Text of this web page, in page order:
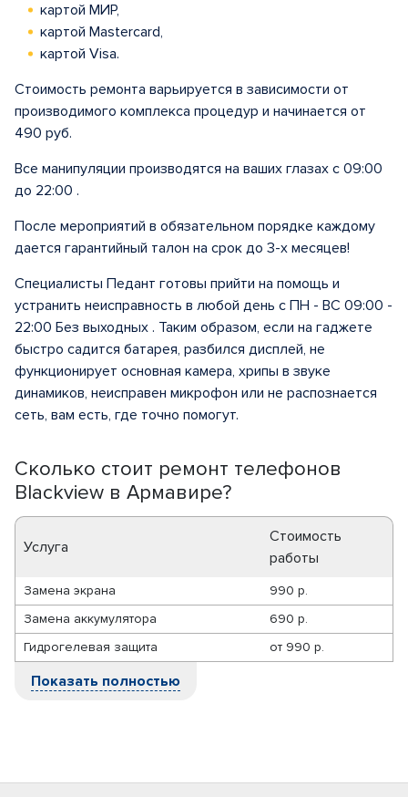
Сколько стоит ремонт телефонов
Blackview в Армавире?
Услуга
Стоимость
работы
Замена экрана
990 р.
Замена аккумулятора
690 р.
Гидрогелевая защита
от 990 р.
Показать полностью
картой МИР,
картой Mastercard,
картой Visa.
Стоимость ремонта варьируется в зависимости от
производимого комплекса процедур и начинается от
490 руб.
Все манипуляции производятся на ваших глазах с 09:00
до 22:00 .
После мероприятий в обязательном порядке каждому
дается гарантийный талон на срок до 3-х месяцев!
Специалисты Педант готовы прийти на помощь и
устранить неисправность в любой день с ПН - ВС 09:00 -
22:00 Без выходных . Таким образом, если на гаджете
быстро садится батарея, разбился дисплей, не
функционирует основная камера, хрипы в звуке
динамиков, неисправен микрофон или не распознается
сеть, вам есть, где точно помогут.